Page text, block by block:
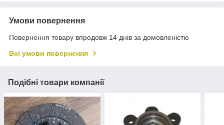
Умови повернення
Повернення товару впродовж 14 днів за домовленістю
Всі умови повернення
Подібні товари компанії